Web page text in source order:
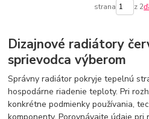
strana z 2
Dizajnové radiátory
sprievodca výberom
Správny radiátor pokryje tepelnú
hospodárne riadenie teploty. Pri
konkrétne podmienky používania,